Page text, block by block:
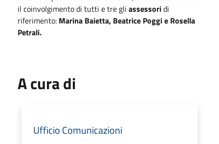
il coinvolgimento di tutti e tre gli assessoridi
riferimento: Marina Baietta, Beatrice Poggi e Rosella
Petrali.
A cura di
Ufficio Comunicazioni